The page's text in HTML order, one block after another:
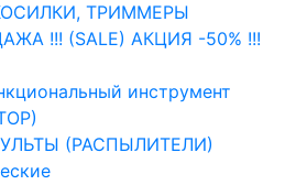
ТРИММЕРЫ
!!! (SALE) АКЦИЯ -50% !!!
инструмент
(РАСПЫЛИТЕЛИ)